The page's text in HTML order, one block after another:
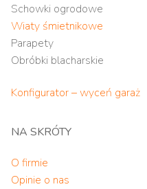
Schowki ogrodowe
Wiaty śmietnikowe
Parapety
Obróbki blacharskie
Konfigurator – wyceń garaż
NA SKRÓTY
O firmie
Opinie o nas